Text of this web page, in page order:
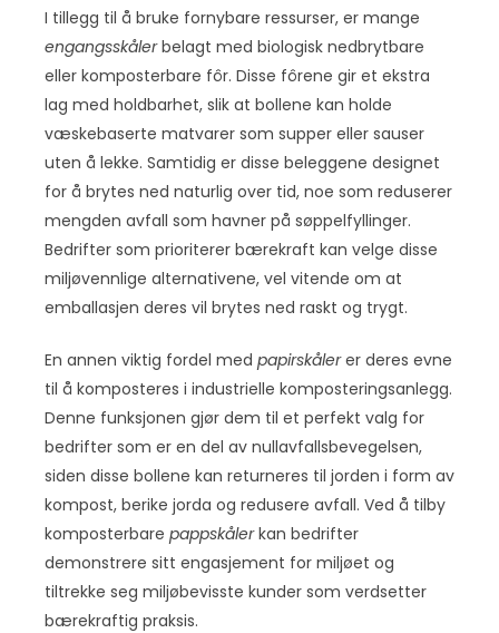
I tillegg til å bruke fornybare ressurser, er mange
engangsskålerbelagt med biologisk nedbrytbare
eller komposterbare fôr. Disse fôrene gir et ekstra
lag med holdbarhet, slik at bollene kan holde
væskebaserte matvarer som supper eller sauser
uten å lekke. Samtidig er disse beleggene designet
for å brytes ned naturlig over tid, noe som reduserer
mengden avfall som havner på søppelfyllinger.
Bedrifter som prioriterer bærekraft kan velge disse
miljøvennlige alternativene, vel vitende om at
emballasjen deres vil brytes ned raskt og trygt.
En annen viktig fordel med papirskålerer deres evne
til å komposteres i industrielle komposteringsanlegg.
Denne funksjonen gjør dem til et perfekt valg for
bedrifter som er en del av nullavfallsbevegelsen,
siden disse bollene kan returneres til jorden i form av
kompost, berike jorda og redusere avfall. Ved å tilby
komposterbare pappskålerkan bedrifter
demonstrere sitt engasjement for miljøet og
tiltrekke seg miljøbevisste kunder som verdsetter
bærekraftig praksis.